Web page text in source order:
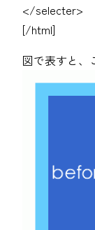
</selecter>
[/html]
図で表すと、